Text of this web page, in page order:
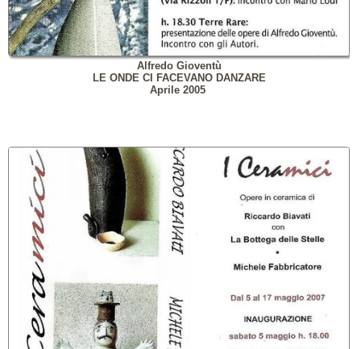
Alfredo Gioventù
LE ONDE CI FACEVANO DANZARE
Aprile 2005